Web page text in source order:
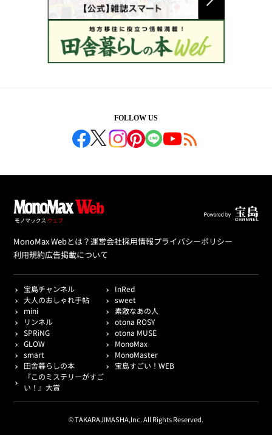
FOLLOW US
MonoMax Webとは？運営会社採用情報プライバシーポリシー
利用規約広告掲載について
宝島チャンネル
InRed
大人のおしゃれ手帖
sweet
mini
素敵なあの人
リンネル
otona ROSY
SPRiNG
otona MUSE
GLOW
MonoMax
smart
MonoMaster
田舎暮らしの本
宝島すごい！WEB
『このミステリーがすご
い！』大賞
© TAKARAJIMASHA,Inc. All Rights Reserved.